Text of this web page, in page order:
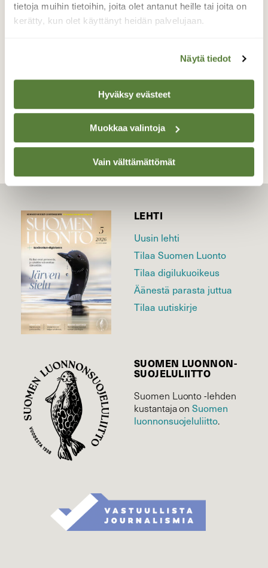
tietoja muihin tietoihin, joita olet antanut heille tai joita on
kerätty, kun olet käyttänyt heidän palvelujaan.
Näytä tiedot
Hyväksy evästeet
Muokkaa valintoja
Vain välttämättömät
Pieni ja niin kaunis orvontädykkeen kukka,
26.5.2025 Jyväskylässä.
Valokuvaaja: Pirkko Tuulihovi, Jyväskylä 26.5.2025
LEHTI
Uusin lehti
Tilaa Suomen Luonto
Tilaa digilukuoikeus
Äänestä parasta juttua
Tilaa uutiskirje
SUOMEN LUONNON­
SUOJELU­LIITTO
Suomen Luonto -lehden
kustantaja onSuomen
luonnonsuojelu­liitto.